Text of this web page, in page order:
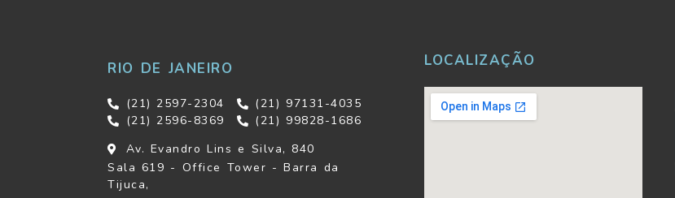
RIO DE JANEIRO
(21) 2597-2304
(21) 97131-4035
(21) 2596-8369
(21) 99828-1686
Av. Evandro Lins e Silva, 840
Sala 619 - Office Tower - Barra da
Tijuca,
LOCALIZAÇÃO